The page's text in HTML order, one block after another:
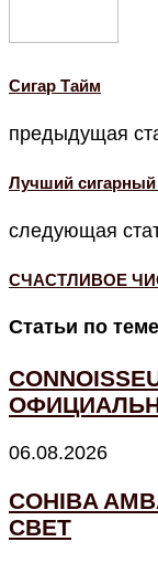
Cигар Тайм
предыдущая
Лучший
следующая
СЧАСТЛИВОЕ
Статьи по теме
06.08.2026
COHIBA
СВЕТ